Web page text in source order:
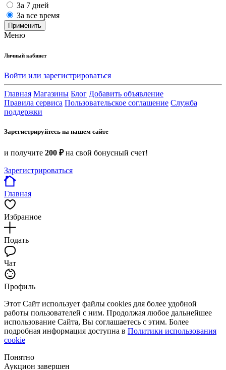
За 7 дней
За все время
Применить
Меню
Личный кабинет
Войти или зарегистрироваться
Главная Магазины Блог Добавить объявление
Правила сервиса Пользовательское соглашение Служба
поддержки
Зарегистрируйтесь на нашем сайте
и получите 200 ₽на свой бонусный счет!
Зарегистрироваться
Главная
Избранное
Подать
Чат
Профиль
Этот Сайт использует файлы cookies для более удобной
работы пользователей с ним. Продолжая любое дальнейшее
использование Сайта, Вы соглашаетесь с этим. Более
подробная информация доступна в Политики использования
cookie
Понятно
Аукцион завершен